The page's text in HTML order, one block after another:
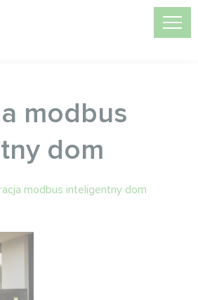
modbus
dom
modbus inteligentny dom